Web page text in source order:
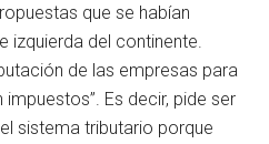
que se habían
izquierda del continente.
de las empresas para
Es decir, pide ser
sistema tributario porque